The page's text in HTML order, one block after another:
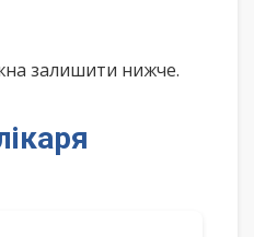
залишити нижче.